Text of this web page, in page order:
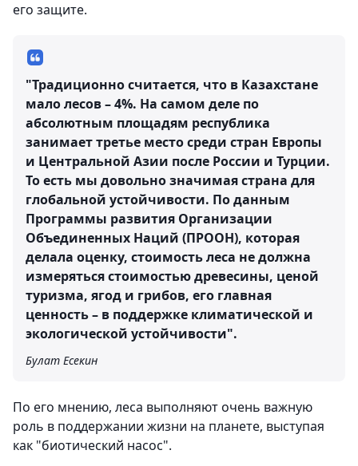
его защите.
"Традиционно считается, что в Казахстане
мало лесов – 4%. На самом деле по
абсолютным площадям республика
занимает третье место среди стран Европы
и Центральной Азии после России и Турции.
То есть мы довольно значимая страна для
глобальной устойчивости. По данным
Программы развития Организации
Объединенных Наций (ПРООН), которая
делала оценку, стоимость леса не должна
измеряться стоимостью древесины, ценой
туризма, ягод и грибов, его главная
ценность – в поддержке климатической и
экологической устойчивости".
Булат Есекин
По его мнению, леса выполняют очень важную
роль в поддержании жизни на планете, выступая
как "биотический насос".